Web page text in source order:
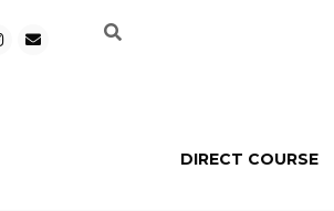
DIRECT COURSE